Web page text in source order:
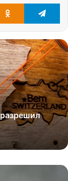
Odnoklassniki